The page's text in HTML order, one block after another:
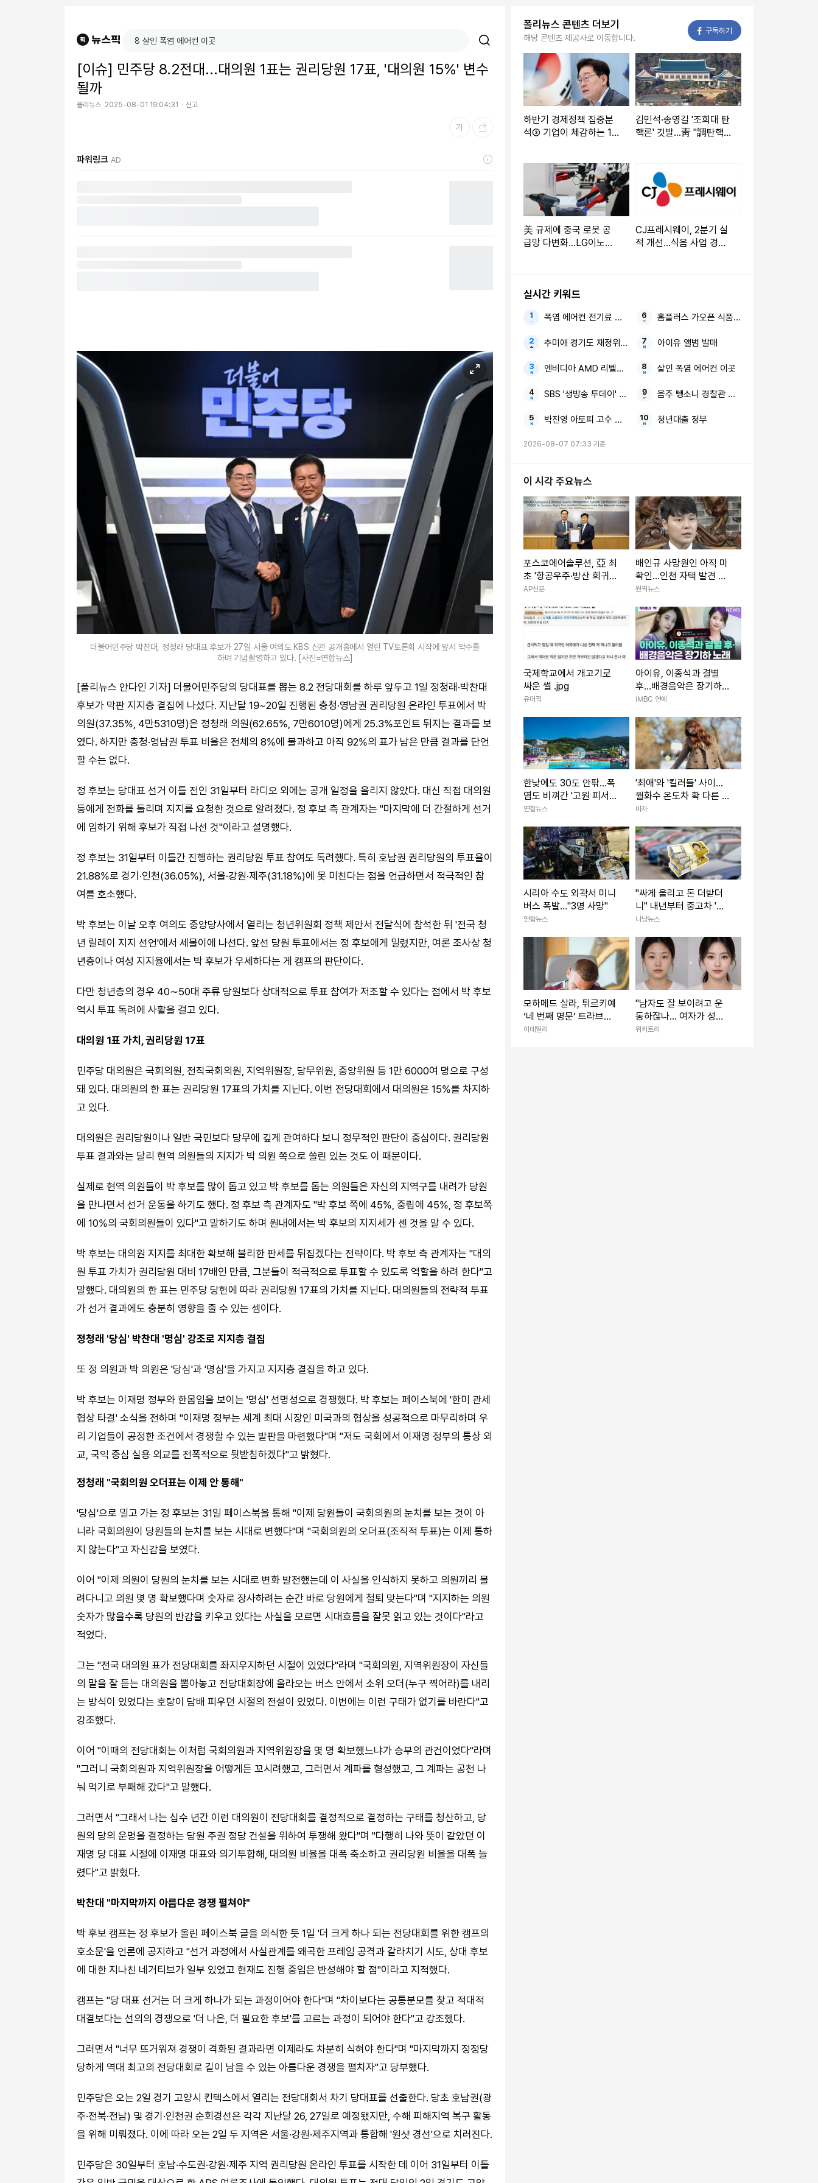
[이슈] 민주당 8.2전대...대의원 1표는 권리당원 17표, '대의원 15%' 변수
될까
폴리뉴스 2025-08-01 19:04:31 신고
파워링크 AD
더불어민주당 박찬대, 정청래 당대표 후보가 27일 서울 여의도 KBS 신관 공개홀에서 열린 TV토론회 시작에 앞서 악수를
하며 기념촬영하고 있다. [사진=연합뉴스]
[폴리뉴스 안다인 기자] 더불어민주당의 당대표를 뽑는 8.2 전당대회를 하루 앞두고 1일 정청래·박찬대
후보가 막판 지지층 결집에 나섰다. 지난달 19~20일 진행된 충청·영남권 권리당원 온라인 투표에서 박
의원(37.35%, 4만5310명)은 정청래 의원(62.65%, 7만6010명)에게 25.3%포인트 뒤지는 결과를 보
였다. 하지만 충청·영남권 투표 비율은 전체의 8%에 불과하고 아직 92%의 표가 남은 만큼 결과를 단언
할 수는 없다.
정 후보는 당대표 선거 이틀 전인 31일부터 라디오 외에는 공개 일정을 올리지 않았다. 대신 직접 대의원
등에게 전화를 돌리며 지지를 요청한 것으로 알려졌다. 정 후보 측 관계자는 "마지막에 더 간절하게 선거
에 임하기 위해 후보가 직접 나선 것"이라고 설명했다.
정 후보는 31일부터 이틀간 진행하는 권리당원 투표 참여도 독려했다. 특히 호남권 권리당원의 투표율이
21.88%로 경기·인천(36.05%), 서울·강원·제주(31.18%)에 못 미친다는 점을 언급하면서 적극적인 참
여를 호소했다.
박 후보는 이날 오후 여의도 중앙당사에서 열리는 청년위원회 정책 제안서 전달식에 참석한 뒤 '전국 청
년 릴레이 지지 선언'에서 세몰이에 나선다. 앞선 당원 투표에서는 정 후보에게 밀렸지만, 여론 조사상 청
년층이나 여성 지지율에서는 박 후보가 우세하다는 게 캠프의 판단이다.
다만 청년층의 경우 40∼50대 주류 당원보다 상대적으로 투표 참여가 저조할 수 있다는 점에서 박 후보
역시 투표 독려에 사활을 걸고 있다.
대의원 1표 가치, 권리당원 17표
민주당 대의원은 국회의원, 전직국회의원, 지역위원장, 당무위원, 중앙위원 등 1만 6000여 명으로 구성
돼 있다. 대의원의 한 표는 권리당원 17표의 가치를 지닌다. 이번 전당대회에서 대의원은 15%를 차지하
고 있다.
대의원은 권리당원이나 일반 국민보다 당무에 깊게 관여하다 보니 정무적인 판단이 중심이다. 권리당원
투표 결과와는 달리 현역 의원들의 지지가 박 의원 쪽으로 쏠린 있는 것도 이 때문이다.
실제로 현역 의원들이 박 후보를 많이 돕고 있고 박 후보를 돕는 의원들은 자신의 지역구를 내려가 당원
을 만나면서 선거 운동을 하기도 했다. 정 후보 측 관계자도 "박 후보 쪽에 45%, 중립에 45%, 정 후보쪽
에 10%의 국회의원들이 있다"고 말하기도 하며 원내에서는 박 후보의 지지세가 센 것을 알 수 있다.
박 후보는 대의원 지지를 최대한 확보해 불리한 판세를 뒤집겠다는 전략이다. 박 후보 측 관계자는 "대의
원 투표 가치가 권리당원 대비 17배인 만큼, 그분들이 적극적으로 투표할 수 있도록 역할을 하려 한다"고
말했다. 대의원의 한 표는 민주당 당헌에 따라 권리당원 17표의 가치를 지닌다. 대의원들의 전략적 투표
가 선거 결과에도 충분히 영향을 줄 수 있는 셈이다.
정청래 '당심' 박찬대 '명심' 강조로 지지층 결집
또 정 의원과 박 의원은 '당심'과 '명심'을 가지고 지지층 결집을 하고 있다.
박 후보는 이재명 정부와 한몸임을 보이는 '명심' 선명성으로 경쟁했다. 박 후보는 페이스북에 '한미 관세
협상 타결' 소식을 전하며 "이재명 정부는 세계 최대 시장인 미국과의 협상을 성공적으로 마무리하며 우
리 기업들이 공정한 조건에서 경쟁할 수 있는 발판을 마련했다"며 "저도 국회에서 이재명 정부의 통상 외
교, 국익 중심 실용 외교를 전폭적으로 뒷받침하겠다"고 밝혔다.
정청래 "국회의원 오더표는 이제 안 통해"
'당심'으로 밀고 가는 정 후보는 31일 페이스북을 통해 "이제 당원들이 국회의원의 눈치를 보는 것이 아
니라 국회의원이 당원들의 눈치를 보는 시대로 변했다"며 "국회의원의 오더표(조직적 투표)는 이제 통하
지 않는다"고 자신감을 보였다.
이어 "이제 의원이 당원의 눈치를 보는 시대로 변화 발전했는데 이 사실을 인식하지 못하고 의원끼리 몰
려다니고 의원 몇 명 확보했다며 숫자로 장사하려는 순간 바로 당원에게 철퇴 맞는다"며 "지지하는 의원
숫자가 많을수록 당원의 반감을 키우고 있다는 사실을 모르면 시대흐름을 잘못 읽고 있는 것이다"라고
적었다.
그는 "전국 대의원 표가 전당대회를 좌지우지하던 시절이 있었다"라며 "국회의원, 지역위원장이 자신들
의 말을 잘 듣는 대의원을 뽑아놓고 전당대회장에 올라오는 버스 안에서 소위 오더(누구 찍어라)를 내리
는 방식이 있었다는 호랑이 담배 피우던 시절의 전설이 있었다. 이번에는 이런 구태가 없기를 바란다"고
강조했다.
이어 "이때의 전당대회는 이처럼 국회의원과 지역위원장을 몇 명 확보했느냐가 승부의 관건이었다"라며
"그러니 국회의원과 지역위원장을 어떻게든 꼬시려했고, 그러면서 계파를 형성했고, 그 계파는 공천 나
눠 먹기로 부패해 갔다"고 말했다.
그러면서 "그래서 나는 십수 년간 이런 대의원이 전당대회를 결정적으로 결정하는 구태를 청산하고, 당
원의 당의 운명을 결정하는 당원 주권 정당 건설을 위하여 투쟁해 왔다"며 "다행히 나와 뜻이 같았던 이
재명 당 대표 시절에 이재명 대표와 의기투합해, 대의원 비율을 대폭 축소하고 권리당원 비율을 대폭 늘
렸다"고 밝혔다.
박찬대 "마지막까지 아름다운 경쟁 펼쳐야"
박 후보 캠프는 정 후보가 올린 페이스북 글을 의식한 듯 1일 '더 크게 하나 되는 전당대회를 위한 캠프의
호소문'을 언론에 공지하고 "선거 과정에서 사실관계를 왜곡한 프레임 공격과 갈라치기 시도, 상대 후보
에 대한 지나친 네거티브가 일부 있었고 현재도 진행 중임은 반성해야 할 점"이라고 지적했다.
캠프는 "당 대표 선거는 더 크게 하나가 되는 과정이어야 한다"며 "차이보다는 공통분모를 찾고 적대적
대결보다는 선의의 경쟁으로 '더 나은, 더 필요한 후보'를 고르는 과정이 되어야 한다"고 강조했다.
그러면서 "너무 뜨거워져 경쟁이 격화된 결과라면 이제라도 차분히 식혀야 한다"며 "마지막까지 정정당
당하게 역대 최고의 전당대회로 길이 남을 수 있는 아름다운 경쟁을 펼치자"고 당부했다.
민주당은 오는 2일 경기 고양시 킨텍스에서 열리는 전당대회서 차기 당대표를 선출한다. 당초 호남권(광
주·전북·전남) 및 경기·인천권 순회경선은 각각 지난달 26, 27일로 예정됐지만, 수해 피해지역 복구 활동
을 위해 미뤄졌다. 이에 따라 오는 2일 두 지역은 서울·강원·제주지역과 통합해 '원샷 경선'으로 치러진다.
민주당은 30일부터 호남·수도권·강원·제주 지역 권리당원 온라인 투표를 시작한 데 이어 31일부터 이틀
폴리뉴스 콘텐츠 더보기
해당 콘텐츠 제공사로 이동합니다.
구독하기
하반기 경제정책 집중분
석③ 기업이 체감하는 10
김민석·송영길 '조희대 탄
핵론' 깃발...靑 "調탄핵
美 규제에 중국 로봇 공
급망 다변화…LG이노텍·
CJ프레시웨이, 2분기 실
적 개선…식음 사업 경쟁
실시간 키워드
폭염 에어컨 전기료 폭탄
추미애 경기도 재정위기 정치공방
엔비디아 AMD 리벨리온
SBS '생방송 투데이' 강화 맛집
박진영 아토피 고수 식단
홈플러스 가오픈 식품 중심
아이유 앨범 발매
살인 폭염 에어컨 이곳
음주 뺑소니 경찰관 수사정보
청년대출 정부
2026-08-07 07:33 기준
이 시각 주요뉴스
포스코에어솔루션, 亞 최
초 '항공우주·방산 희귀가
스' 품질 문턱 넘었다
AP신문
배인규 사망원인 아직 미
확인...인천 자택 발견 뒤
조사 진행
원픽뉴스
국제학교에서 개고기로
싸운 썰 .jpg
유머픽
아이유, 이종석과 결별
후…배경음악은 장기하
노래 [투데이픽]
iMBC 연예
한낮에도 30도 안팎…폭
염도 비껴간 '고원 피서
지' 하이원리조트
연합뉴스
'최애'와 '킬러들' 사이...
월화수 온도차 확 다른 김
혜준
바자
시리아 수도 외곽서 미니
버스 폭발…"3명 사망"
연합뉴스
"싸게 올리고 돈 더받더
니" 내년부터 중고차 '숨
은 수수료' 전면 공개 전
나남뉴스
모하메드 살라, 튀르키예
‘네 번째 명문’ 트라브존
스포르행
이데일리
"남자도 잘 보이려고 운
동하잖나... 여자가 성형
하는 게 대체 왜 문제냐"
위키트리